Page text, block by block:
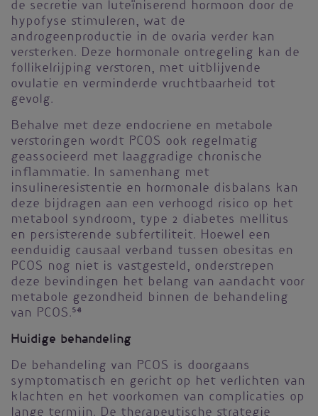
de secretie van luteïniserend hormoon door de
hypofyse stimuleren, wat de
androgeenproductie in de ovaria verder kan
versterken. Deze hormonale ontregeling kan de
follikelrijping verstoren, met uitblijvende
ovulatie en verminderde vruchtbaarheid tot
gevolg.
Behalve met deze endocriene en metabole
verstoringen wordt PCOS ook regelmatig
geassocieerd met laaggradige chronische
inflammatie. In samenhang met
insulineresistentie en hormonale disbalans kan
deze bijdragen aan een verhoogd risico op het
metabool syndroom, type 2 diabetes mellitus
en persisterende subfertiliteit. Hoewel een
eenduidig causaal verband tussen obesitas en
PCOS nog niet is vastgesteld, onderstrepen
deze bevindingen het belang van aandacht voor
metabole gezondheid binnen de behandeling
van PCOS.5-8
Huidige behandeling
De behandeling van PCOS is doorgaans
symptomatisch en gericht op het verlichten van
klachten en het voorkomen van complicaties op
lange termijn. De therapeutische strategie